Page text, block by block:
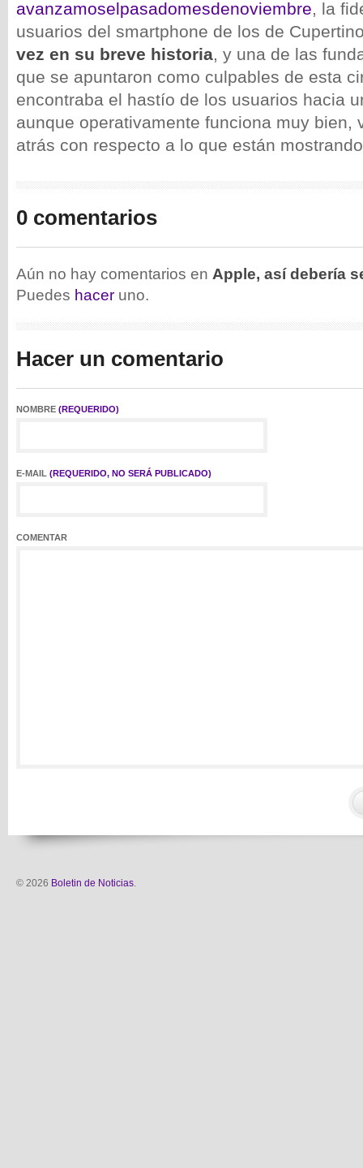
avanzamoselpasadomesdenoviembre, la
usuarios del smartphone de los de
vez en su breve historia, y una de las
que se apuntaron como culpables de esta
encontraba el hastío de los usuarios hacia
aunque operativamente funciona muy bien,
atrás con respecto a lo que están
0 comentarios
Aún no hay comentarios en Apple, así debería
Puedes hacer uno.
Hacer un comentario
NOMBRE (REQUERIDO)
E-MAIL (REQUERIDO, NO SERÁ PUBLICADO)
COMENTAR
© 2026 Boletin de Noticias.